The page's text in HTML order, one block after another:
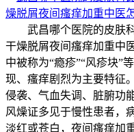
武昌哪个医院的皮肤科
干燥脱屑夜间瘙痒加重中
中被称为“瘾疹”“风疹块”
现、瘙痒剧烈为主要特征
侵袭、气血失调、脏腑功
风燥证多见于慢性患者，
淡红或苍白，夜间瘙痒加